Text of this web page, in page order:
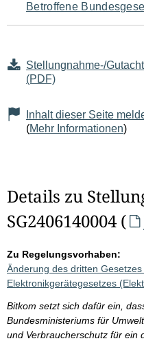
Betroffene
Stellungnahme-/
(PDF)
Inhalt dieser Seite
(Mehr Informationen)
Details zu
SG2406140004 (
Zu Regelungsvorhaben:
Änderung des dritten
Elektronikgerätegesetzes
Bitkom setzt sich dafür ein,
Bundesministeriums für
und Verbraucherschutz für ein